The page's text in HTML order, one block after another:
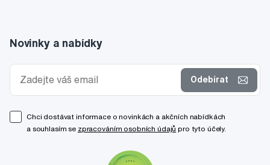
Novinky a nabídky
Odebírat
Chci dostávat informace o novinkách a akčních nabídkách
a souhlasím se zpracováním osobních údajů pro tyto účely.